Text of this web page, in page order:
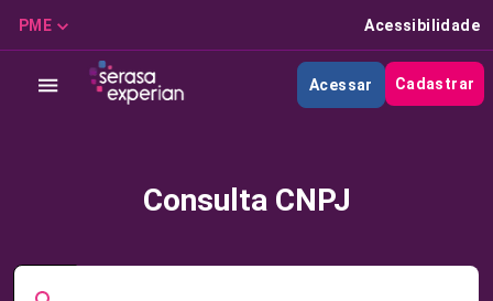
PME Acessibilidade
Acessar Cadastrar
Consulta CNPJ